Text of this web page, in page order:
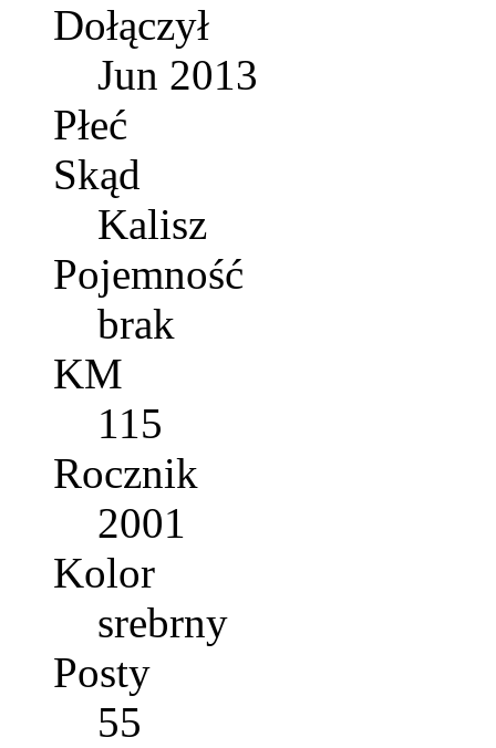
Dołączył
Jun 2013
Płeć
Skąd
Kalisz
Pojemność
brak
KM
115
Rocznik
2001
Kolor
srebrny
Posty
55